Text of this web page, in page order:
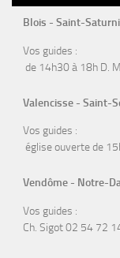
Blois - Saint-
Vos guides :
de 14h30 à 18h D.
Valencisse - Saint-
Vos guides :
église ouverte de
Vendôme - Notre-
Vos guides :
Ch. Sigot 02 54 72